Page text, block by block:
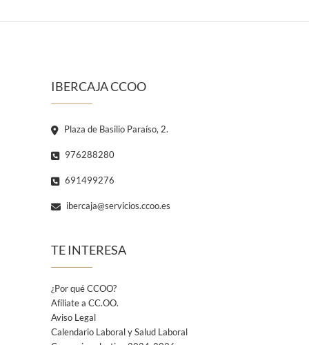
IBERCAJA CCOO
Plaza de Basilio Paraíso, 2.
976288280
691499276
ibercaja@servicios.ccoo.es
TE INTERESA
¿Por qué CCOO?
Afíliate a CC.OO.
Aviso Legal
Calendario Laboral y Salud Laboral